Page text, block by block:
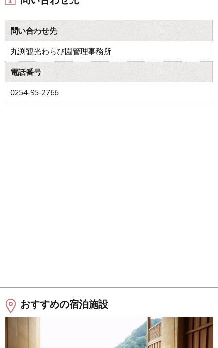
問い合わせ先
丸渕観光わらび園管理事務所
電話番号
0254-95-2766
おすすめの宿泊施設